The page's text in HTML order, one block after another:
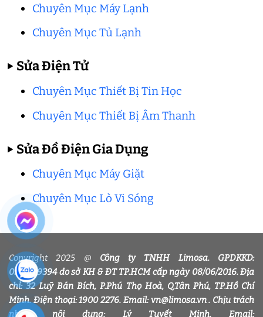
Chuyên Mục Máy Lạnh
Chuyên Mục Tủ Lạnh
▶ Sửa Điện Tử
Chuyên Mục Thiết Bị Tin Học
Chuyên Mục Thiết Bị Âm Thanh
▶ Sửa Đồ Điện Gia Dụng
Chuyên Mục Máy Giặt
Chuyên Mục Lò Vi Sóng
Copyright 2025 @ Công ty TNHH Limosa. GPDKKD:
0318339394 do sở KH & ĐT TP.HCM cấp ngày 08/06/2016. Địa
chỉ: 32 Luỹ Bán Bích, P.Phú Thọ Hoà, Q.Tân Phú, TP.Hồ Chí
Minh. Điện thoại: 1900 2276. Email: vn@limosa.vn . Chịu trách
nhiệm nội dung: Lý Tuyết Minh. Email: